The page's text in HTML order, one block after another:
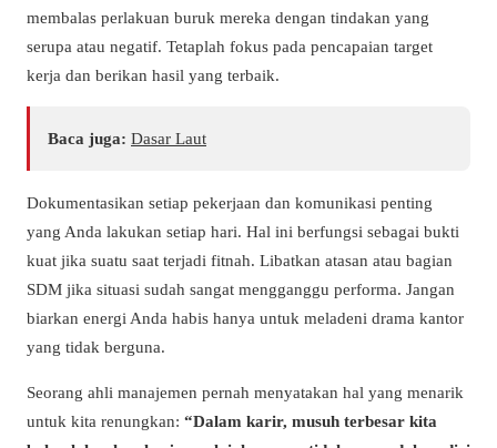
membalas perlakuan buruk mereka dengan tindakan yang
serupa atau negatif. Tetaplah fokus pada pencapaian target
kerja dan berikan hasil yang terbaik.
Baca juga: Dasar Laut
Dokumentasikan setiap pekerjaan dan komunikasi penting
yang Anda lakukan setiap hari. Hal ini berfungsi sebagai bukti
kuat jika suatu saat terjadi fitnah. Libatkan atasan atau bagian
SDM jika situasi sudah sangat mengganggu performa. Jangan
biarkan energi Anda habis hanya untuk meladeni drama kantor
yang tidak berguna.
Seorang ahli manajemen pernah menyatakan hal yang menarik
untuk kita renungkan: “Dalam karir, musuh terbesar kita